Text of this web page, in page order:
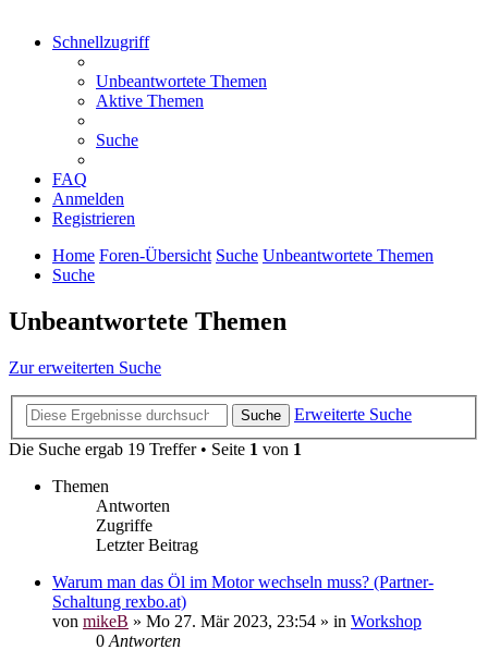
Schnellzugriff
Unbeantwortete Themen
Aktive Themen
Suche
FAQ
Anmelden
Registrieren
Home Foren-Übersicht Suche Unbeantwortete Themen
Suche
Unbeantwortete Themen
Zur erweiterten Suche
Suche
Erweiterte Suche
Die Suche ergab 19 Treffer • Seite 1 von 1
Themen
Antworten
Zugriffe
Letzter Beitrag
Warum man das Öl im Motor wechseln muss? (Partner-
Schaltung rexbo.at)
von mikeB » Mo 27. Mär 2023, 23:54 » in Workshop
0 Antworten